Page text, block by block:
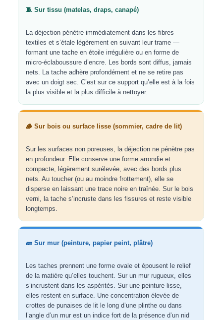
🧵 Sur tissu (matelas, draps, canapé)
La déjection pénètre immédiatement dans les fibres
textiles et s’étale légèrement en suivant leur trame —
formant une tache en étoile irrégulière ou en forme de
micro-éclaboussure d’encre. Les bords sont diffus, jamais
nets. La tache adhère profondément et ne se retire pas
avec un doigt sec. C’est sur ce support qu’elle est à la fois
la plus visible et la plus difficile à nettoyer.
🪵 Sur bois ou surface lisse (sommier, cadre de lit)
Sur les surfaces non poreuses, la déjection ne pénètre pas
en profondeur. Elle conserve une forme arrondie et
compacte, légèrement surélevée, avec des bords plus
nets. Au toucher (ou au moindre frottement), elle se
disperse en laissant une trace noire en traînée. Sur le bois
verni, la tache s’incruste dans les fissures et reste visible
longtemps.
🧱 Sur mur (peinture, papier peint, plâtre)
Les taches prennent une forme ovale et épousent le relief
de la matière qu’elles touchent. Sur un mur rugueux, elles
s’incrustent dans les aspérités. Sur une peinture lisse,
elles restent en surface. Une concentration élevée de
crottes de punaises de lit le long d’une plinthe ou dans
l’angle d’un mur est un indice fort de la présence d’un nid